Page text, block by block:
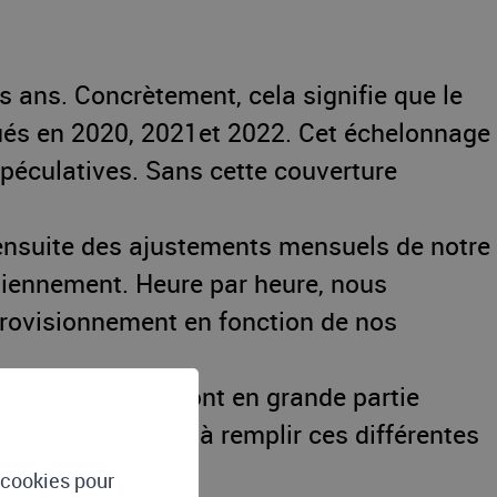
ans. Concrètement, cela signifie que le
en 2020, 2021et 2022. Cet échelonnage
Sans cette couverture
des ajustements mensuels de notre
Heure par heure, nous
en fonction de nos
l’électricité sont en grande partie
travaillent à remplir ces différentes
pour